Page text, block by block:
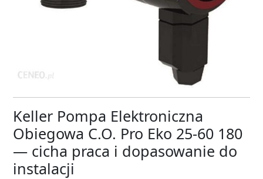
Keller Pompa Elektroniczna
Obiegowa C.O. Pro Eko 25-60 180
— cicha praca i dopasowanie do
instalacji